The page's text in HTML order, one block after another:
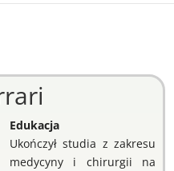
Edukacja
Ukończył studia z zakresu
medycyny i chirurgii na